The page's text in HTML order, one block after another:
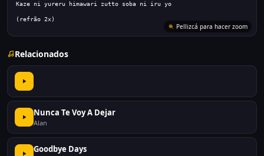
Kaze ni yureru himawari zutto soba ni iru yo
(refrão 2x)
Pellizcá para hacer zoom
Relacionados
Nunca Te Voy A Dejar
Alan
Goodbye Days